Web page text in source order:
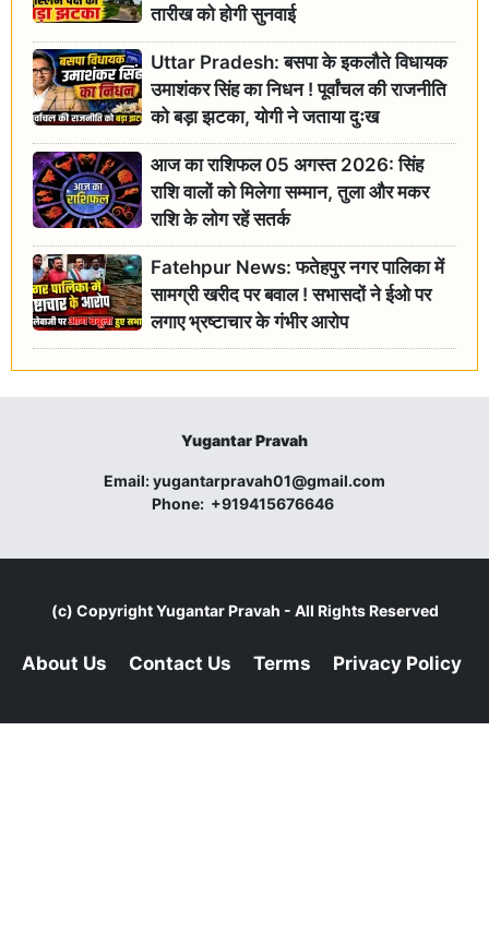
तारीख को होगी सुनवाई
Uttar Pradesh: बसपा के इकलौते विधायक
उमाशंकर सिंह का निधन ! पूर्वांचल की राजनीति
को बड़ा झटका, योगी ने जताया दुःख
आज का राशिफल 05 अगस्त 2026: सिंह
राशि वालों को मिलेगा सम्मान, तुला और मकर
राशि के लोग रहें सतर्क
Fatehpur News: फतेहपुर नगर पालिका में
सामग्री खरीद पर बवाल ! सभासदों ने ईओ पर
लगाए भ्रष्टाचार के गंभीर आरोप
Yugantar Pravah
Email:yugantarpravah01@gmail.com
Phone: +919415676646
(c) CopyrightYugantar Pravah - All Rights Reserved
About Us Contact Us Terms Privacy Policy